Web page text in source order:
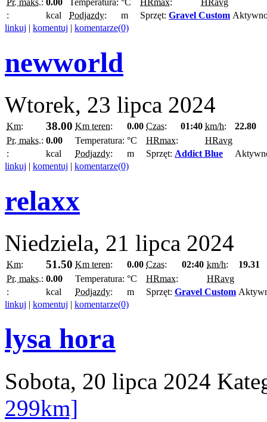
Pr. maks.: 0.00 Temperatura: °C HRmax:
HRavg
:
kcal Podjazdy: m Sprzęt: Gravel Custom
linkuj | komentuj | komentarze(0)
newworld
Wtorek, 23 lipca 2024
Km: 38.00 Km teren: 0.00 Czas: 01:40 km/h:
22.80
Pr. maks.: 0.00 Temperatura: °C HRmax:
HRavg
:
kcal Podjazdy: m Sprzęt: Addict Blue
linkuj | komentuj | komentarze(0)
relaxx
Niedziela, 21 lipca 2024
Km: 51.50 Km teren: 0.00 Czas: 02:40 km/h:
19.31
Pr. maks.: 0.00 Temperatura: °C HRmax:
HRavg
:
kcal Podjazdy: m Sprzęt: Gravel Custom
linkuj | komentuj | komentarze(0)
lysa hora
Sobota, 20 lipca 2024
299km]